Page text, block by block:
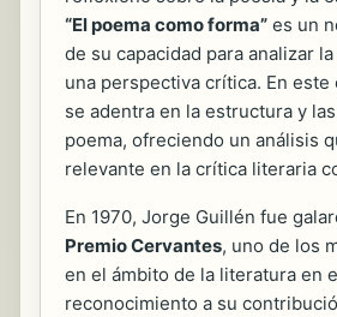
“El poema como forma” es un
de su capacidad para analizar
una perspectiva crítica. En este
se adentra en la estructura y
poema, ofreciendo un análisis
relevante en la crítica literaria
En 1970, Jorge Guillén fue
Premio Cervantes, uno de los
en el ámbito de la literatura en
reconocimiento a su